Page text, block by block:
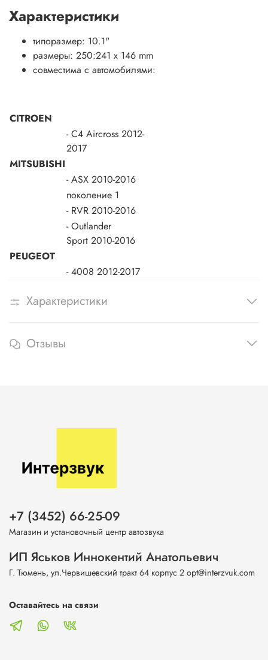
Характеристики
типоразмер: 10.1"
размеры: 250:241 x 146 mm
совместима с автомобилями:
CITROEN
- C4 Aircross 2012-
2017
MITSUBISHI
- ASX 2010-2016
поколение 1
- RVR 2010-2016
- Outlander
Sport 2010-2016
PEUGEOT
- 4008 2012-2017
Характеристики
Отзывы
+7 (3452) 66-25-09
Магазин и установочный центр автозвука
ИП Яськов Иннокентий Анатольевич
Г. Тюмень, ул.Червишевский тракт 64 корпус 2 opt@interzvuk.com
Оставайтесь на связи